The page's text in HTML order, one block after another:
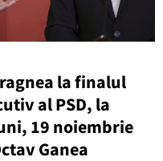
la finalul
al PSD, la
19 noiembrie
Ganea